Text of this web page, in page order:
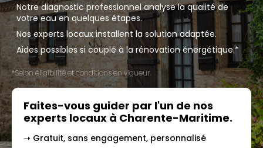
Notre diagnostic professionnel analyse la qualité de
votre eau en quelques étapes.
Nos experts locaux installent la solution adaptée.
Aides possibles si couplé à la rénovation énergétique.*
*Selon éligibilité et conditions en vigueur.
Faites-vous guider par l'un de nos
experts locaux à Charente-Maritime.
➝ Gratuit, sans engagement, personnalisé